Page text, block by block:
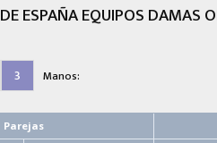
ESPAÑA EQUIPOS DAMAS
3 Manos:
Parejas